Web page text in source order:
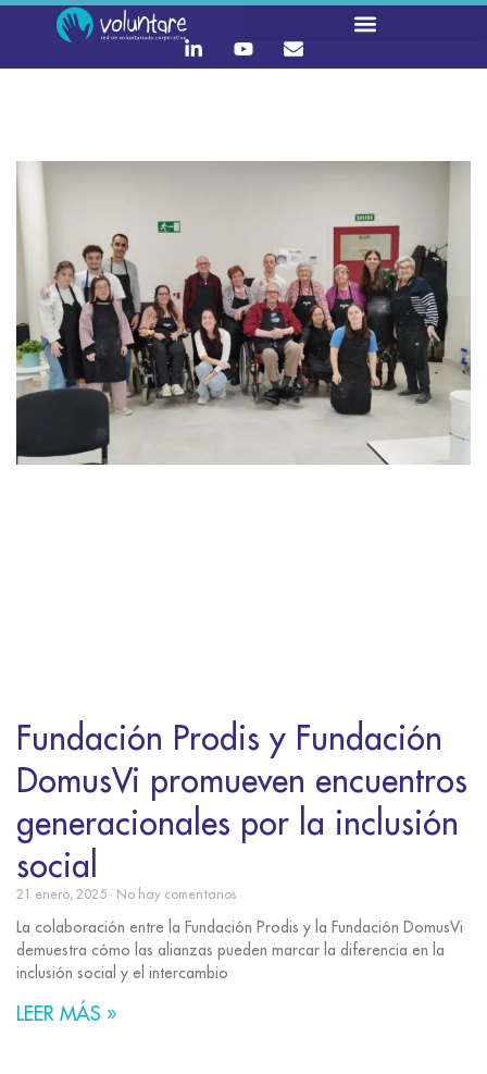
Fundación Prodis y Fundación
DomusVi promueven encuentros
generacionales por la inclusión
social
21 enero, 2025 No hay comentarios
La colaboración entre la Fundación Prodis y la Fundación DomusVi
demuestra cómo las alianzas pueden marcar la diferencia en la
inclusión social y el intercambio
LEER MÁS »